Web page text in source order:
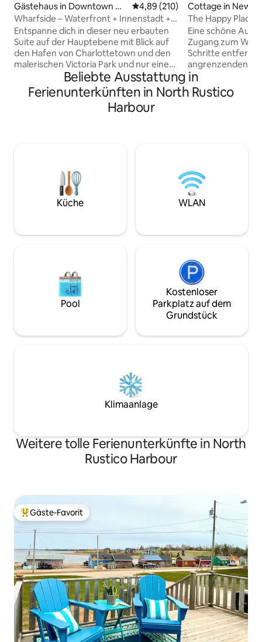
Gästehaus in Downtown Ch
arlottetown
Durchschnittliche Bewertung:
4,89 (210)
Wharfside – Waterfront + Innenstadt +
Victoria Park
Entspanne dich in dieser neu erbauten
Suite auf der Hauptebene mit Blick auf
den Hafen von Charlottetown und den
malerischen Victoria Park und nur einen
kurzen Spaziergang von den
Geschäften und Restaurants in der
Innenstadt entfernt. Moderne
Architektur vom Feinsten, bei diesem
verfügt über hochwertige Geräte,
Marmorarbeitsplatten, luxuriöse
Bettwäsche und ein Kingsize-Bett für
einen wirklich erholsamen Schlaf und
Cottage in New
The Happy Place
Wasser
Eine schöne
Zugang zum
Schritte entfernt. Nutzung von zwei
angrenzenden
DIESEM JAHR:
Wärmepumpen,
Nähe von lokalen
15 Autominuten
Green Gables,
Golfplätzen entfernt. Wir sind
Beliebte Ausstattung in
Ferienunterkünften in North Rustico
Harbour
Küche WLAN
Pool
Kostenloser
Parkplatz auf dem
Grundstück
Klimaanlage
Weitere tolle Ferienunterkünfte in North
Rustico Harbour
Beliebter Gäste-Favorit.
Gäste-Favorit